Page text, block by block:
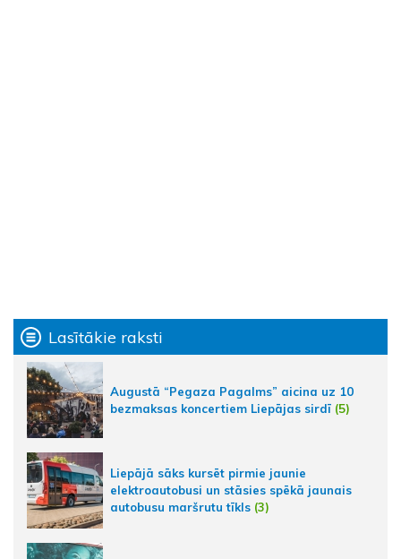
Lasītākie raksti
Augustā “Pegaza Pagalms” aicina uz 10
bezmaksas koncertiem Liepājas sirdī (5)
Liepājā sāks kursēt pirmie jaunie
elektroautobusi un stāsies spēkā jaunais
autobusu maršrutu tīkls (3)